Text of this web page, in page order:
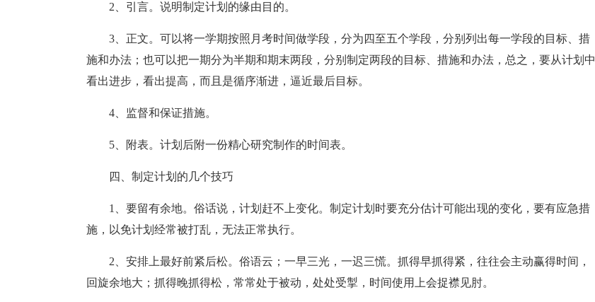
2、引言。说明制定计划的缘由目的。
3、正文。可以将一学期按照月考时间做学段，分为四至五个学段，分别列出每一学段的目标、措
施和办法；也可以把一期分为半期和期末两段，分别制定两段的目标、措施和办法，总之，要从计划中
看出进步，看出提高，而且是循序渐进，逼近最后目标。
4、监督和保证措施。
5、附表。计划后附一份精心研究制作的时间表。
四、制定计划的几个技巧
1、要留有余地。俗话说，计划赶不上变化。制定计划时要充分估计可能出现的变化，要有应急措
施，以免计划经常被打乱，无法正常执行。
2、安排上最好前紧后松。俗语云；一早三光，一迟三慌。抓得早抓得紧，往往会主动赢得时间，
回旋余地大；抓得晚抓得松，常常处于被动，处处受掣，时间使用上会捉襟见肘。